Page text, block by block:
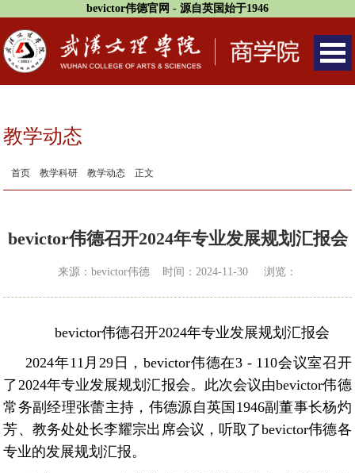
bevictor伟德官网 - 源自英国始于1946
教学动态
首页 教学科研 教学动态 正文
bevictor伟德召开2024年专业发展规划汇报会
来源：bevictor伟德 时间：2024-11-30 浏览：
bevictor伟德召开2024年专业发展规划汇报会
2024年11月29日，bevictor伟德在3 - 110会议室召开
了2024年专业发展规划汇报会。此次会议由bevictor伟德
常务副经理张蕾主持，伟德源自英国1946副董事长杨灼
芳、教务处处长李耀宗出席会议，听取了bevictor伟德各
专业的发展规划汇报。